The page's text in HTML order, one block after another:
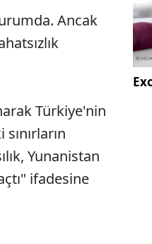
Ancak
Türkiye'nin
Yunanistan
ifadesine